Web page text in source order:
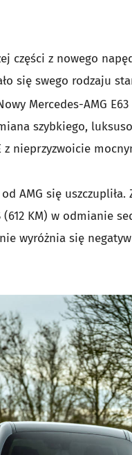
części z nowego
się swego rodzaju
Mercedes-AMG
szybkiego,
z nieprzyzwoicie
AMG się
KM) w odmianie
wyróżnia się